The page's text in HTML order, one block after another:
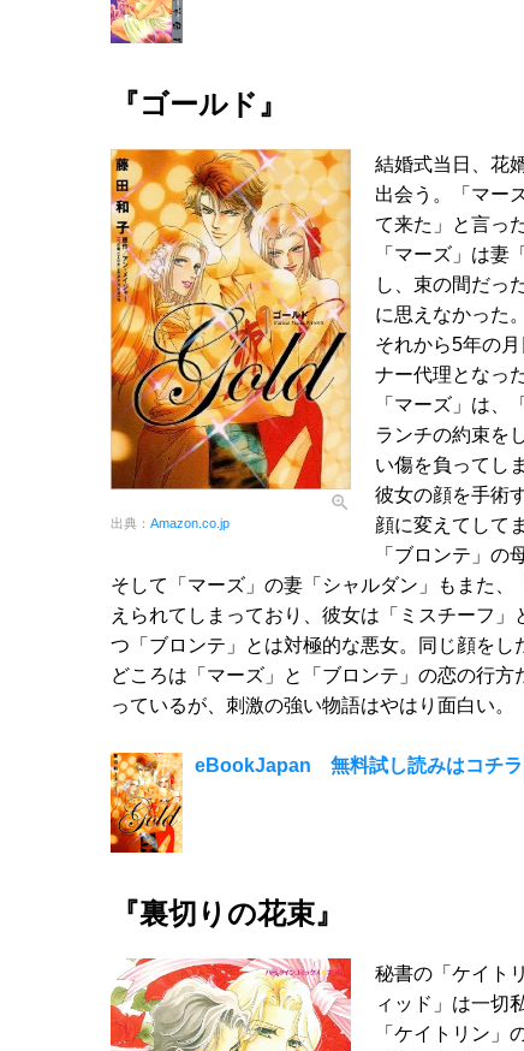
『ゴールド』
出典： Amazon.co.jp
結婚式当日、花
出会う。「マー
て来た」と言っ
「マーズ」は妻
し、束の間だっ
に思えなかった。
それから5年の
ナー代理となっ
「マーズ」は、
ランチの約束を
い傷を負ってし
彼女の顔を手術
顔に変えてして
「ブロンテ」の
そして「マーズ」の妻「シャルダン」もまた
えられてしまっており、彼女は「ミスチーフ
つ「ブロンテ」とは対極的な悪女。同じ顔を
どころは「マーズ」と「ブロンテ」の恋の行
っているが、刺激の強い物語はやはり面白い。
eBookJapan 無料試し読みはコチ
『裏切りの花束』
秘書の「ケイト
ィッド」は一切
「ケイトリン」